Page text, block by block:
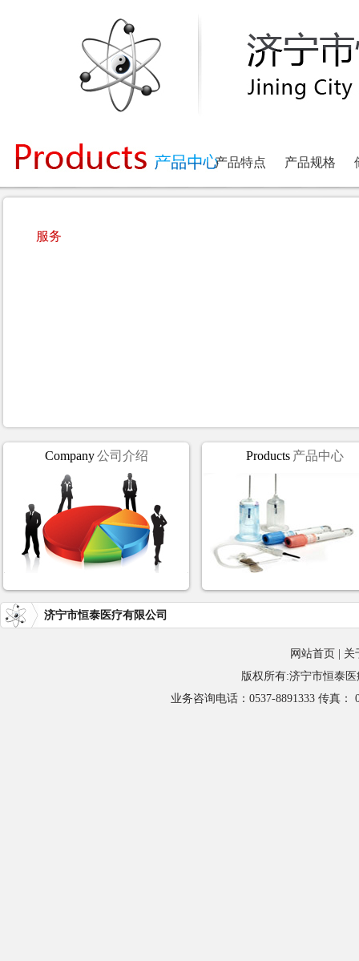
产品特点 产品规格
服务
Company 公司介绍 Products 产品中心
济宁市恒泰医疗有限公司
网站首页
关
版权所有:济宁市恒泰
业务咨询电话：0537-8891333 传真